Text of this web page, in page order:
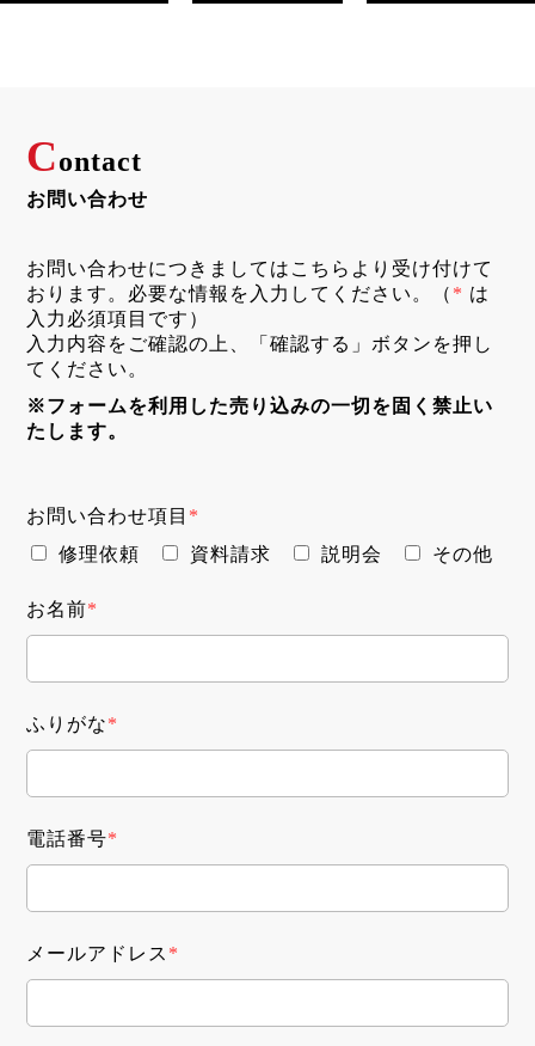
Contact
お問い合わせ
お問い合わせにつきましてはこちらより受け付けて
おります。必要な情報を入力してください。（ * は
入力必須項目です）
入力内容をご確認の上、「確認する」ボタンを押し
てください。
※フォームを利用した売り込みの一切を固く禁止い
たします。
お問い合わせ項目 *
修理依頼
資料請求 説明会 その他
お名前*
ふりがな*
電話番号*
メールアドレス *